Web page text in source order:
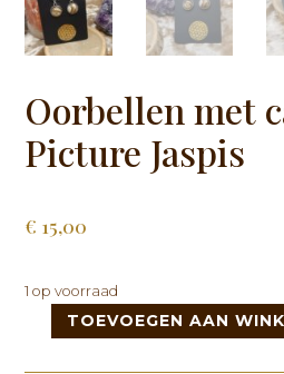
Oorbellen met
Picture Jaspis
€ 15,00
1 op voorraad
Oorbellen
TOEVOEGEN AAN